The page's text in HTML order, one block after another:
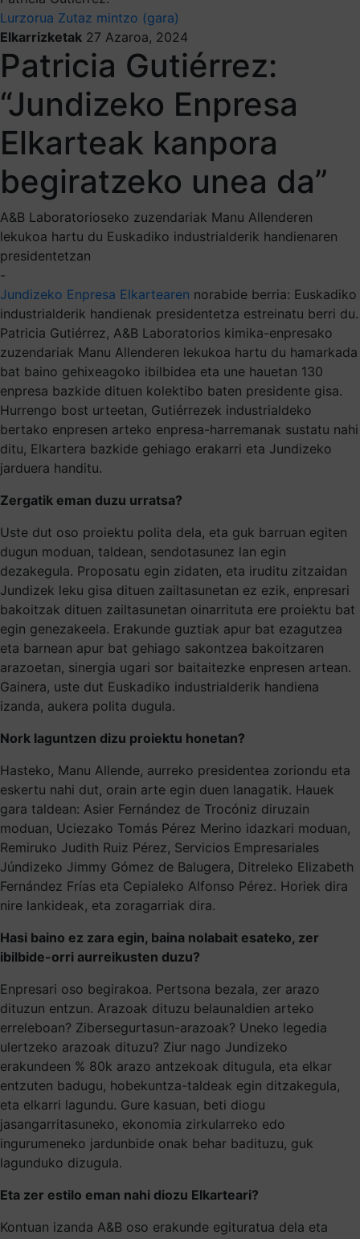
Lurzorua Zutaz mintzo (gara)
Elkarrizketak 27 Azaroa, 2024
Patricia Gutiérrez:
“Jundizeko Enpresa
Elkarteak kanpora
begiratzeko unea da”
A&B Laboratorioseko zuzendariak Manu Allenderen
lekukoa hartu du Euskadiko industrialderik handienaren
presidentetzan
-
Jundizeko Enpresa Elkartearen norabide berria: Euskadiko
industrialderik handienak presidentetza estreinatu berri du.
Patricia Gutiérrez, A&B Laboratorios kimika-enpresako
zuzendariak Manu Allenderen lekukoa hartu du hamarkada
bat baino gehixeagoko ibilbidea eta une hauetan 130
enpresa bazkide dituen kolektibo baten presidente gisa.
Hurrengo bost urteetan, Gutiérrezek industrialdeko
bertako enpresen arteko enpresa-harremanak sustatu nahi
ditu, Elkartera bazkide gehiago erakarri eta Jundizeko
jarduera handitu.
Zergatik eman duzu urratsa?
Uste dut oso proiektu polita dela, eta guk barruan egiten
dugun moduan, taldean, sendotasunez lan egin
dezakegula. Proposatu egin zidaten, eta iruditu zitzaidan
Jundizek leku gisa dituen zailtasunetan ez ezik, enpresari
bakoitzak dituen zailtasunetan oinarrituta ere proiektu bat
egin genezakeela. Erakunde guztiak apur bat ezagutzea
eta barnean apur bat gehiago sakontzea bakoitzaren
arazoetan, sinergia ugari sor baitaitezke enpresen artean.
Gainera, uste dut Euskadiko industrialderik handiena
izanda, aukera polita dugula.
Nork laguntzen dizu proiektu honetan?
Hasteko, Manu Allende, aurreko presidentea zoriondu eta
eskertu nahi dut, orain arte egin duen lanagatik. Hauek
gara taldean: Asier Fernández de Trocóniz diruzain
moduan, Uciezako Tomás Pérez Merino idazkari moduan,
Remiruko Judith Ruiz Pérez, Servicios Empresariales
Júndizeko Jimmy Gómez de Balugera, Ditreleko Elizabeth
Fernández Frías eta Cepialeko Alfonso Pérez. Horiek dira
nire lankideak, eta zoragarriak dira.
Hasi baino ez zara egin, baina nolabait esateko, zer
ibilbide-orri aurreikusten duzu?
Enpresari oso begirakoa. Pertsona bezala, zer arazo
dituzun entzun. Arazoak dituzu belaunaldien arteko
erreleboan? Zibersegurtasun-arazoak? Uneko legedia
ulertzeko arazoak dituzu? Ziur nago Jundizeko
erakundeen % 80k arazo antzekoak ditugula, eta elkar
entzuten badugu, hobekuntza-taldeak egin ditzakegula,
eta elkarri lagundu. Gure kasuan, beti diogu
jasangarritasuneko, ekonomia zirkularreko edo
ingurumeneko jardunbide onak behar badituzu, guk
lagunduko dizugula.
Eta zer estilo eman nahi diozu Elkarteari?
Kontuan izanda A&B oso erakunde egituratua dela eta